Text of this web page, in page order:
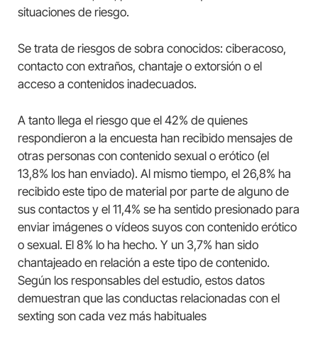
situaciones de riesgo.
Se trata de riesgos de sobra conocidos: ciberacoso,
contacto con extraños, chantaje o extorsión o el
acceso a contenidos inadecuados.
A tanto llega el riesgo que el 42% de quienes
respondieron a la encuesta han recibido mensajes de
otras personas con contenido sexual o erótico (el
13,8% los han enviado). Al mismo tiempo, el 26,8% ha
recibido este tipo de material por parte de alguno de
sus contactos y el 11,4% se ha sentido presionado para
enviar imágenes o vídeos suyos con contenido erótico
o sexual. El 8% lo ha hecho. Y un 3,7% han sido
chantajeado en relación a este tipo de contenido.
Según los responsables del estudio, estos datos
demuestran que las conductas relacionadas con el
sexting son cada vez más habituales